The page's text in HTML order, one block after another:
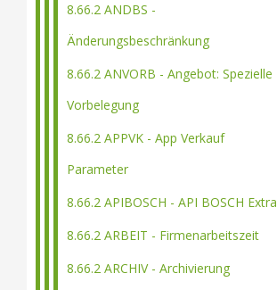
8.66.2 ANDBS -
Änderungsbeschränkung
8.66.2 ANVORB - Angebot: Spezielle
Vorbelegung
8.66.2 APPVK - App Verkauf
Parameter
8.66.2 APIBOSCH - API BOSCH Extra
8.66.2 ARBEIT - Firmenarbeitszeit
8.66.2 ARCHIV - Archivierung